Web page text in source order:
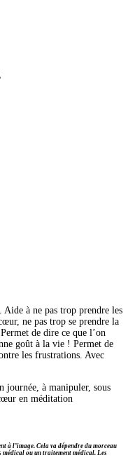
à ne pas trop prendre les
ne pas trop se prendre la
de dire ce que l’on
goût à la vie ! Permet de
les frustrations. Avec
journée, à manipuler, sous
en méditation
à l’image. Cela va dépendre du morceau
médical ou un traitement médical. Les